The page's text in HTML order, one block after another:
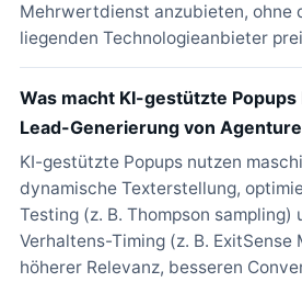
Mehrwertdienst anzubieten, ohne
liegenden Technologieanbieter
Was macht KI-gestützte
Lead-Generierung von
KI-gestützte Popups nutzen
dynamische Texterstellung,
Testing (z. B. Thompson sampling)
Verhaltens-Timing (z. B. ExitSense
höherer Relevanz, besseren